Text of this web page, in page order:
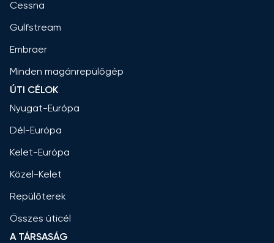
Cessna
Gulfstream
Embraer
Minden magánrepülőgép
ÚTI CÉLOK
Nyugat-Európa
Dél-Európa
Kelet-Európa
Közel-Kelet
Repülőterek
Összes úticél
A TÁRSASÁG